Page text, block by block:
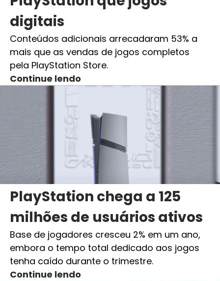
digitais
Conteúdos adicionais arrecadaram 53% a
mais que as vendas de jogos completos
pela PlayStation Store.
Continue lendo
PlayStation chega a 125
milhões de usuários ativos
Base de jogadores cresceu 2% em um ano,
embora o tempo total dedicado aos jogos
tenha caído durante o trimestre.
Continue lendo